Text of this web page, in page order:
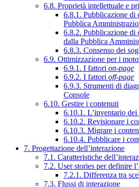
6.8. Proprietà intellettuale e
6.8.1. Pubblicazione di
Pubblica
6.8.2. Pubblicazione di
dalla Pubblica
6.8.3. Consenso dei
6.9. Ottimizzazione per i
6.9.1. I fattori on-page
6.9.2. I fattori off-page
6.9.3. Strumenti di
Console
6.10. Gestire i contenuti
6.10.1. L’inventario dei
6.10.2. Revisionare i
6.10.3. Migrare i
6.10.4. Pubblicare i
7. Progettazione dell’interazione
7.1. Caratteristiche
7.2. User stories per definire
7.2.1. Differenza tra
7.3. Flussi di interazione